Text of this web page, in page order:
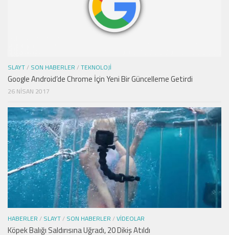
SLAYT/ SON HABERLER /TEKNOLOJI
Google Android’de Chrome İçin Yeni Bir Güncelleme Getirdi
26 NISAN 2017
HABERLER / SLAYT/ SON HABERLER /VIDEOLAR
Köpek Balığı Saldırısına Uğradı, 20 Dikiş Atıldı